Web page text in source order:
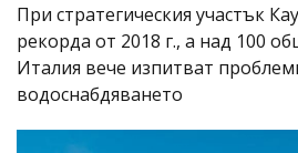
При стратегическия участък
рекорда от 2018 г., а над 100
Италия вече изпитват
водоснабдяването